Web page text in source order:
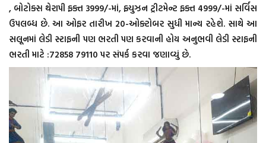
, બોટોક્સ થેરાપી ફક્ત 3999/-માં, ફ્યુઝન ટ્રીટમેન્ટ ફક્ત 4999/-માં સર્વિસ
ઉપલબ્ધ છે. આ ઓફર તારીખ 20-ઓક્ટોબર સુધી માન્ય રહેશે. સાથે આ
સલૂનમાં લેડી સ્ટાફની પણ ભરતી પણ કરવાની હોય અનુભવી લેડી સ્ટાફની
ભરતી માટે :72858 79110 પર સંપર્ક કરવા જણાવ્યું છે.